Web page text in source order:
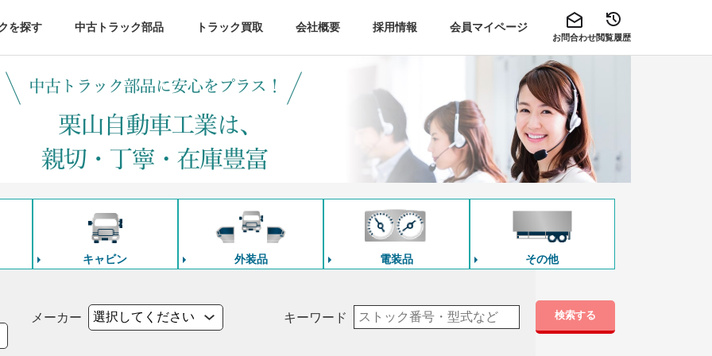
を探す 中古トラック部品 トラック買取 会社概要 採用情報 会員マイページ
お問合わせ閲覧履歴
キャビン 外装品 電装品 その他
メーカー キーワード 検索する